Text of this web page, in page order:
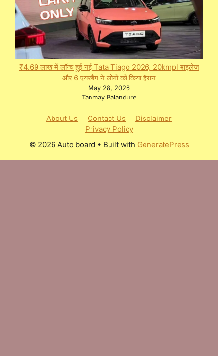
₹4.69 लाख में लॉन्च हुई नई Tata Tiago 2026, 20kmpl माइलेज
और 6 एयरबैग ने लोगों को किया हैरान
May 28, 2026
Tanmay Palandure
About Us Contact Us
Disclaimer
Privacy Policy
© 2026 Auto board • Built with GeneratePress